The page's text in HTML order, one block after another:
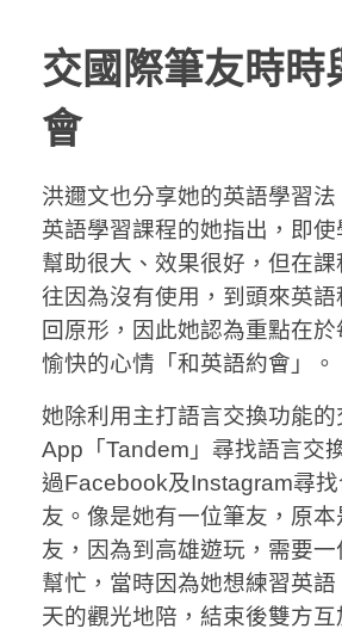
交國際筆友時時
會
洪邇文也分享她的英語學習法
英語學習課程的她指出，即
幫助很大、效果很好，但在
往因為沒有使用，到頭來英
回原形，因此她認為重點在
愉快的心情「和英語約會」。
她除利用主打語言交換功能的
App「Tandem」尋找語言交
過Facebook及Instagram尋
友。像是她有一位筆友，原本
友，因為到高雄遊玩，需要
幫忙，當時因為她想練習英
天的觀光地陪，結束後雙方